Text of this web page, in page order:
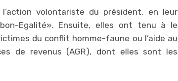
volontariste du président, en leur
Egalité». Ensuite, elles ont tenu à le
du conflit homme-faune ou l’aide au
de revenus (AGR), dont elles sont les